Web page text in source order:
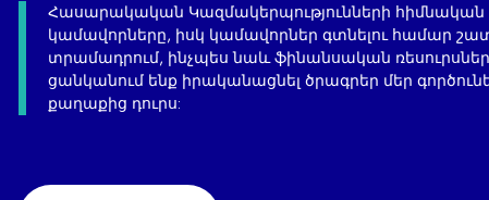
Հասարակական Կազմակերպությունների հիմնական
կամավորները, իսկ կամավորներ գտնելու համար
տրամադրում, ինչպես նաև ֆինանսական
ցանկանում ենք իրականացնել ծրագրեր մեր
քաղաքից դուրս: